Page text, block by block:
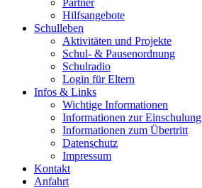
Part­ner
Hilfs­an­ge­bo­te
Schul­le­ben
Akti­vi­tä­ten und Pro­jek­te
Schul- & Pau­sen­ord­nung
Schul­ra­dio
Log­in für Eltern
Infos & Links
Wich­ti­ge Infor­ma­tio­nen
Infor­ma­tio­nen zur Ein­schu­lung
Infor­ma­tio­nen zum Über­tritt
Daten­schutz
Impres­sum
Kon­takt
Anfahrt